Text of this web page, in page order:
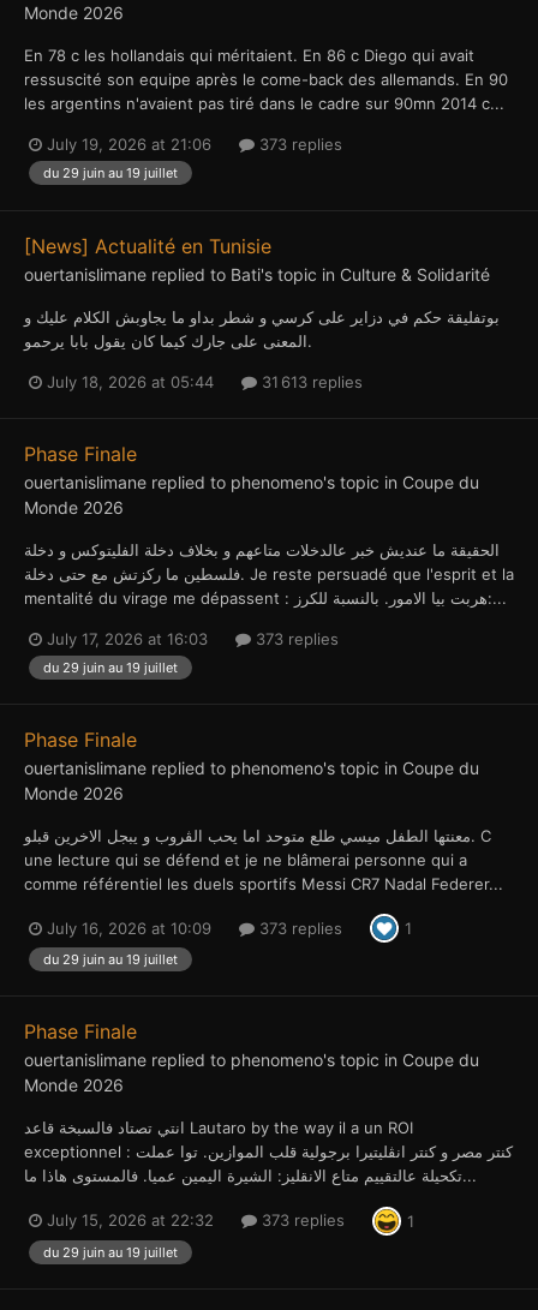
Monde 2026
En 78 c les hollandais qui méritaient. En 86 c Diego qui avait
ressuscité son equipe après le come-back des allemands. En 90
les argentins n'avaient pas tiré dans le cadre sur 90mn 2014 c...
July 19, 2026 at 21:06 373 replies
du 29 juin au 19 juillet
[News] Actualité en Tunisie
ouertanislimane replied to Bati's topic in Culture & Solidarité
بوتفليقة حكم في دزاير على كرسي و شطر بداو ما يجاوبش الكلام عليك و
المعنى على جارك كيما كان يقول بابا يرحمو.
July 18, 2026 at 05:44 31 613 replies
Phase Finale
ouertanislimane replied to phenomeno's topic in Coupe du
Monde 2026
الحقيقة ما عنديش خبر عالدخلات متاعهم و بخلاف دخلة الفليتوكس و دخلة
فلسطين ما ركزتش مع حتى دخلة. Je reste persuadé que l'esprit et la
mentalité du virage me dépassent : هربت بيا الامور. بالنسبة للكرز:...
July 17, 2026 at 16:03 373 replies
du 29 juin au 19 juillet
Phase Finale
ouertanislimane replied to phenomeno's topic in Coupe du
Monde 2026
معنتها الطفل ميسي طلع متوحد اما يحب الڤروب و يبجل الاخرين قبلو. C
une lecture qui se défend et je ne blâmerai personne qui a
comme référentiel les duels sportifs Messi CR7 Nadal Federer...
July 16, 2026 at 10:09 373 replies 1
du 29 juin au 19 juillet
Phase Finale
ouertanislimane replied to phenomeno's topic in Coupe du
Monde 2026
انتي تصتاد فالسبخة قاعد Lautaro by the way il a un ROI
exceptionnel : كنتر مصر و كنتر انڤليتيرا برجولية قلب الموازين. توا عملت
تكحيلة عالتقييم متاع الانقليز: الشيرة اليمين عميا. فالمستوى هاذا ما...
July 15, 2026 at 22:32 373 replies 1
du 29 juin au 19 juillet